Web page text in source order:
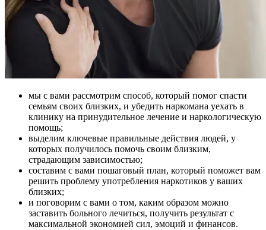
мы с вами рассмотрим способ, который помог спасти
семьям своих близких, и убедить наркомана уехать в
клинику на принудительное лечение и наркологическую
помощь;
выделим ключевые правильные действия людей, у
которых получилось помочь своим близким,
страдающим зависимостью;
составим с вами пошаговый план, который поможет вам
решить проблему употребления наркотиков у ваших
близких;
и поговорим с вами о том, каким образом можно
заставить больного лечиться, получить результат с
максимальной экономией сил, эмоций и финансов.